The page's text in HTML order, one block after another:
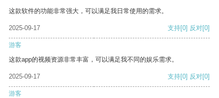
这款软件的功能非常强大，可以满足我日常使用的需求。
2025-09-17 支持[0] 反对[0]
游客
这款app的视频资源非常丰富，可以满足我不同的娱乐需求。
2025-09-17 支持[0] 反对[0]
游客